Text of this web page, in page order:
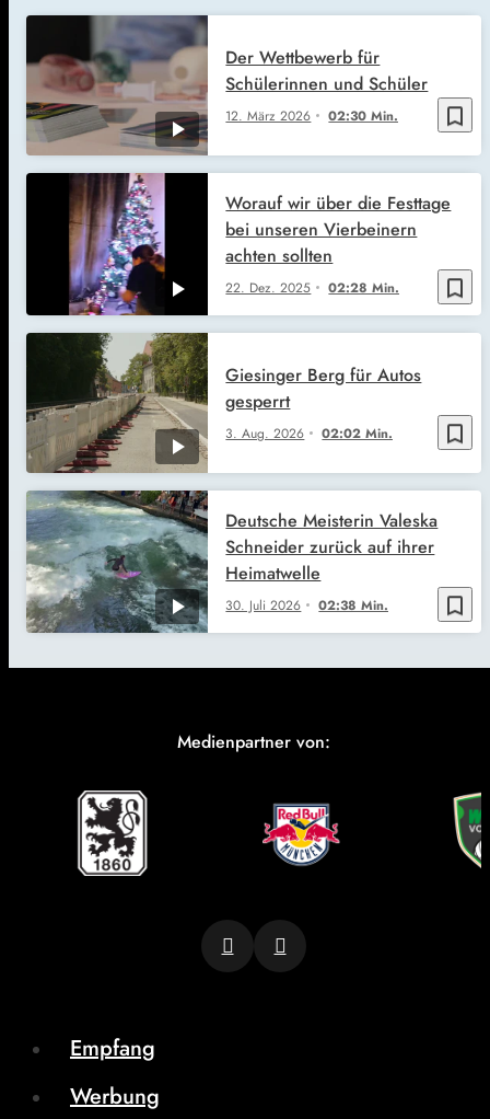
bookmark_border
12. März 2026 02:30 Min.
Der Wettbewerb für
Schülerinnen und Schüler
bookmark_border
22. Dez. 2025 02:28 Min.
Worauf wir über die Festtage
bei unseren Vierbeinern
achten sollten
bookmark_border
3. Aug. 2026 02:02 Min.
Giesinger Berg für Autos
gesperrt
bookmark_border
30. Juli 2026 02:38 Min.
Deutsche Meisterin Valeska
Schneider zurück auf ihrer
Heimatwelle
Medienpartner von:
Empfang
Werbung